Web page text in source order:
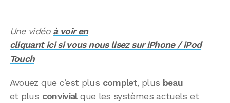
Une vidéo à voir en
cliquant ici si vous nous lisez sur iPhone / iPod
Touch
Avouez que c’est plus complet, plus beau
et plus convivialque les systèmes actuels et